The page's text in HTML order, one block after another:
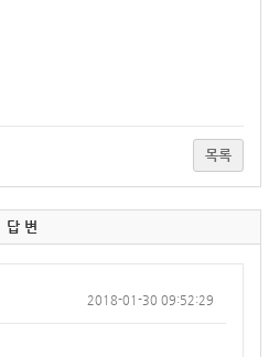
목록
답 변
2018-01-30 09:52:29